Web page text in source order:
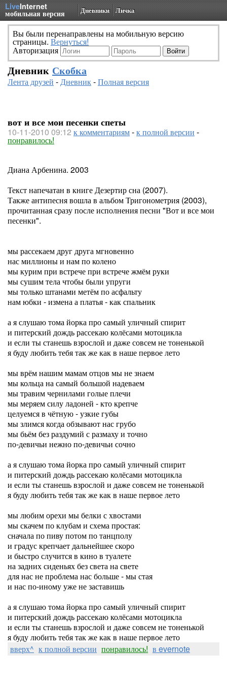
LiveInternet
мобильная версия Дневники Личка
Вы были перенаправлены на мобильную версию
страницы. Вернуться!
Авторизация
Дневник Скобка
Лента друзей -Дневник-Полная версия
вот и все мои песенки спеты
10-11-2010 09:12 к комментариям-к полной версии -
понравилось!
Диана Арбенина. 2003
Текст напечатан в книге Дезертир сна (2007).
Также антипесня вошла в альбом Тригонометрия (2003),
прочитанная сразу после исполнения песни "Вот и все мои
песенки".
мы рассекаем друг друга мгновенно
нас миллионы и нам по колено
мы курим при встрече при встрече жмём руки
мы сушим тела чтобы были упруги
мы только штанами метём по асфальту
нам юбки - измена а платья - как спальник
а я слушаю тома йорка про самый уличный спирит
и питерский дождь рассекаю колёсами мотоцикла
и если ты станешь взрослой и даже совсем не тоненькой
я буду любить тебя так же как в наше первое лето
мы врём нашим мамам отцов мы не знаем
мы кольца на самый большой надеваем
мы травим чернилами голые плечи
мы меряем силу ладоней - кто крепче
целуемся в чётную - узкие губы
мы злимся когда обзывают нас грубо
мы бьём без раздумий с размаху и точно
по-девичьи нежно по-девичьи сочно
а я слушаю тома йорка про самый уличный спирит
и питерский дождь рассекаю колёсами мотоцикла
и если ты станешь взрослой и даже совсем не тоненькой
я буду любить тебя так же как в наше первое лето
мы любим орехи мы белки с хвостами
мы скачем по клубам и схема простая:
сначала по пиву потом по танцполу
и градус крепчает дальнейшее скоро
и быстро случится в кино в туалете
на задних сиденьях без света на свете
для нас не проблема нас больше - мы стая
и нас по-иному уже не заставишь
а я слушаю тома йорка про самый уличный спирит
и питерский дождь рассекаю колёсами мотоцикла
и если ты станешь взрослой и даже совсем не тоненькой
я буду любить тебя так же как в наше первое лето
вверх^ к полной версии понравилось! в evernote